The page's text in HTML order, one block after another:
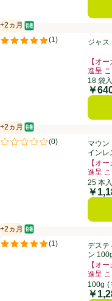
ジャストティー キャプテン
+2ヵ月
賞味・消費期限保証：2ヵ
オーガニック/有機
(1)
評価は1件のレビューで5点
ジャス
【オ
進呈
お買い
18 袋入
価格
￥
マウントハーゲン オーガニ
+2ヵ月
賞味・消費期限保証：2ヵ
オーガニック/有機
(0)
評価は0件のレビューで5点
マウン
インレ
【オ
進呈
お買い
25 本入
価格
￥
デスティナシオン オーガニ
+2ヵ月
賞味・消費期限保証：2ヵ
オーガニック/有機
(1 )
評価は1件のレビューで5点
デステ
ン
【オ
進呈
お買い
100g (
価格
￥